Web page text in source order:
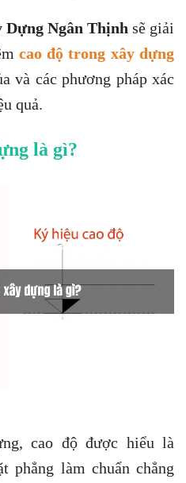
Dựng Ngân Thịnh sẽ giải
cao độ trong xây dựng
và các phương pháp xác
quả.
là gì?
cao độ được hiểu là
phẳng làm chuẩn chẳng